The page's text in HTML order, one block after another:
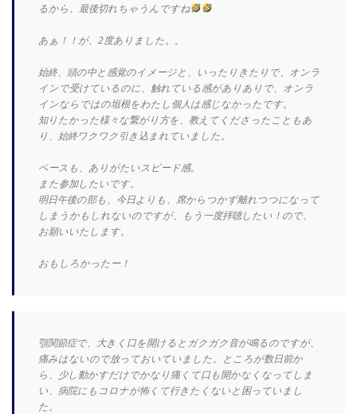
るから、最後切れちゃうんですね
あぁ！！が、2度ありました。。
始終、頭の中と感覚のイメージと、いったりきたりで、オンラ
インで受けているのに、触れている感がありありで、オンラ
インならではの垣根をわたし個人は感じなかったです。
知りたかった様々な繋がり方を、教えてくださったこともあ
り、始終ワクワク引き込まれていました。
ペースも、ありがたいスピード感。
また参加したいです。
明日午後の部も、今日よりも、席からつかず離れつつになって
しまうかもしれないのですが、もう一度拝聴したい！ので、
お願いいたします。
おもしろかったー！
顎関節症で、大きく口を開けるとガクガク音が鳴るのですが、
痛みはないので放っておいていました。ところが数日前か
ら、少し動かすだけでかなり痛くて口も開かなくなってしま
い、病院にもコロナが怖くて行きたくないと困っていまし
た。